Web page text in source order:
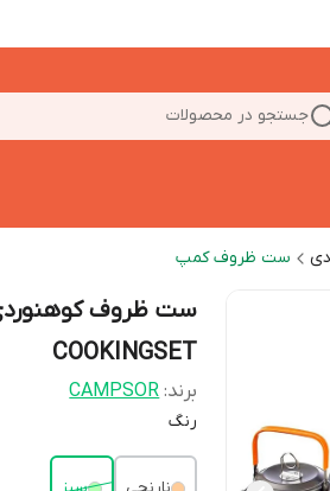
جستجو در محصولات
ست ظروف کمپ
ست ظروف
COOKINGSET
برند: CAMPSOR
رنگ